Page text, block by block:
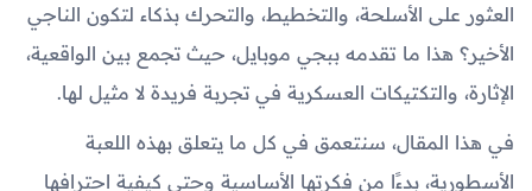
العثور على الأسلحة، والتخطيط، والتحرك بذكاء لتكون الناجي
الأخير؟ هذا ما تقدمه ببجي موبايل، حيث تجمع بين الواقعية،
الإثارة، والتكتيكات العسكرية في تجربة فريدة لا مثيل لها.
في هذا المقال، سنتعمق في كل ما يتعلق بهذه اللعبة
الأسطورية، بدءًا من فكرتها الأساسية وحتى كيفية احترافها